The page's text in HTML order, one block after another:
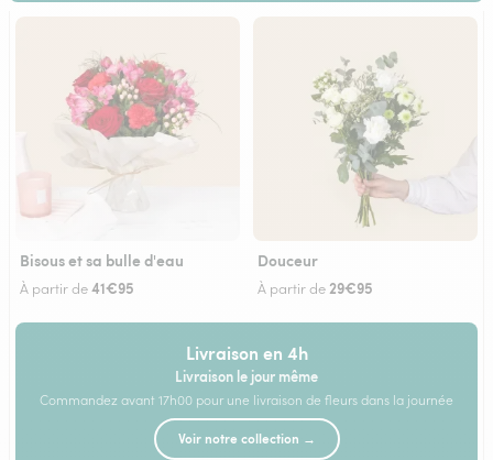
Bisous et sa bulle d'eau
À partir de41€95
Douceur
À partir de29€95
Livraison en 4h
Livraison le jour même
Commandez avant 17h00 pour une livraison de fleurs dans la journée
Voir notre collection →